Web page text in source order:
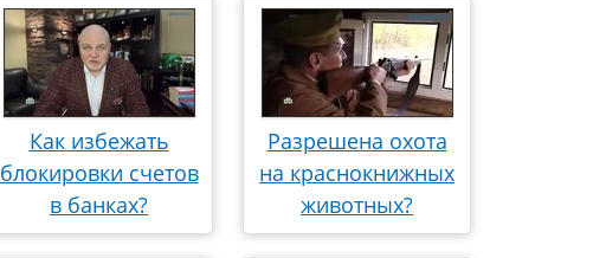
Как избежать
блокировки счетов
в банках?
Разрешена охота
на краснокнижных
животных?